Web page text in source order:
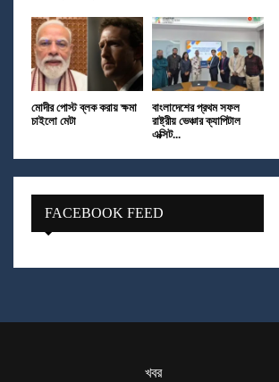
মোদীর পোস্ট ব্লক করায় ক্ষমা
চাইলো মেটা
বাংলাদেশের প্রথম সফল
রাষ্ট্রীয় ভেঞ্চার ক্যাপিটাল
এক্সিট...
FACEBOOK FEED
খবর